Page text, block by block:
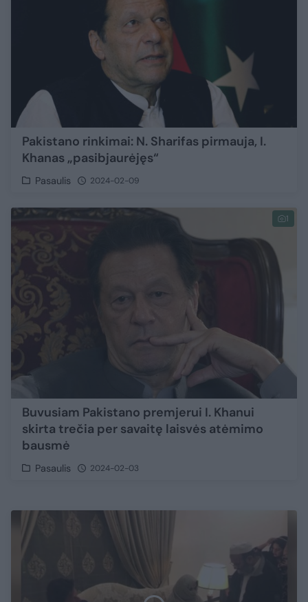
Pakistano rinkimai: N. Sharifas pirmauja, I.
Khanas „pasibjaurėjęs“
Pasaulis 2024-02-09
1
Buvusiam Pakistano premjerui I. Khanui
skirta trečia per savaitę laisvės atėmimo
bausmė
Pasaulis 2024-02-03